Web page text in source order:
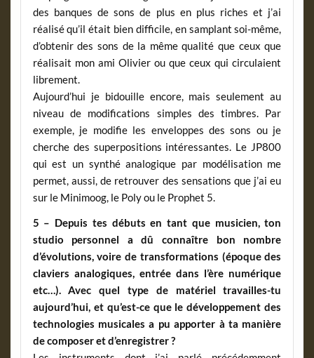
des banques de sons de plus en plus riches et j’ai
réalisé qu’il était bien difficile, en samplant soi-même,
d’obtenir des sons de la même qualité que ceux que
réalisait mon ami Olivier ou que ceux qui circulaient
librement.
Aujourd’hui je bidouille encore, mais seulement au
niveau de modifications simples des timbres. Par
exemple, je modifie les enveloppes des sons ou je
cherche des superpositions intéressantes. Le JP800
qui est un synthé analogique par modélisation me
permet, aussi, de retrouver des sensations que j’ai eu
sur le Minimoog, le Poly ou le Prophet 5.
5 – Depuis tes débuts en tant que musicien, ton
studio personnel a dû connaître bon nombre
d’évolutions, voire de transformations (époque des
claviers analogiques, entrée dans l’ère numérique
etc…). Avec quel type de matériel travailles-tu
aujourd’hui, et qu’est-ce que le développement des
technologies musicales a pu apporter à ta manière
de composer et d’enregistrer ?